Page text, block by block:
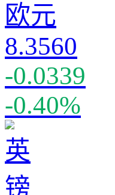
欧元
8.3560
-0.0339
-0.40%